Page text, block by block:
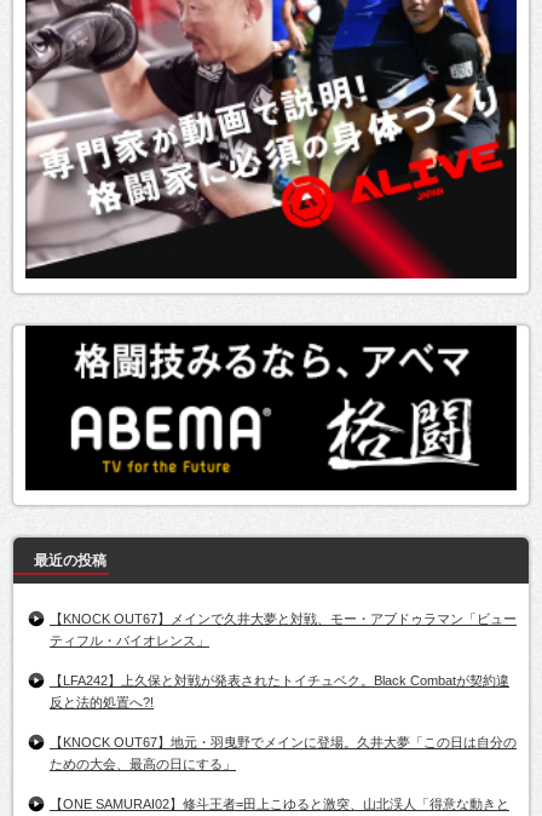
最近の投稿
【KNOCK OUT67】メインで久井大夢と対戦、モー・アブドゥラマン「ビュー
ティフル・バイオレンス」
【LFA242】上久保と対戦が発表されたトイチュベク。Black Combatが契約違
反と法的処置へ?!
【KNOCK OUT67】地元・羽曳野でメインに登場。久井大夢「この日は自分の
ための大会、最高の日にする」
【ONE SAMURAI02】修斗王者=田上こゆると激突、山北渓人「得意な動きと